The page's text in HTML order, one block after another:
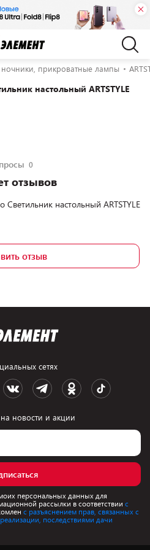
прикроватные лампы
настольный ARTSTYLE
0
отзывов
Cветильник настольный ARTSTYLE
отзыв
сетях
новости и акции
персональных данных для
рассылки в соответствии с
с разъяснением прав, связанных с
последствиями дачи